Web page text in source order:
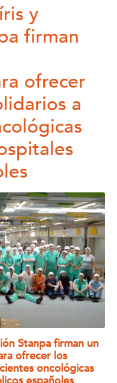
y
firman
ofrecer
a
Stanpa firman un
ofrecer los
oncológicas